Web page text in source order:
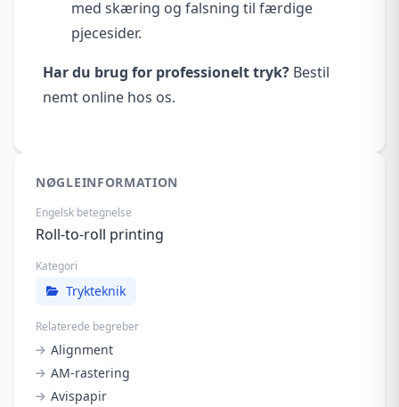
med skæring og falsning til færdige
pjecesider.
Har du brug for professionelt tryk? Bestil
nemt online hos os.
NØGLEINFORMATION
Engelsk betegnelse
Roll-to-roll printing
Kategori
Trykteknik
Relaterede begreber
Alignment
AM-rastering
Avispapir